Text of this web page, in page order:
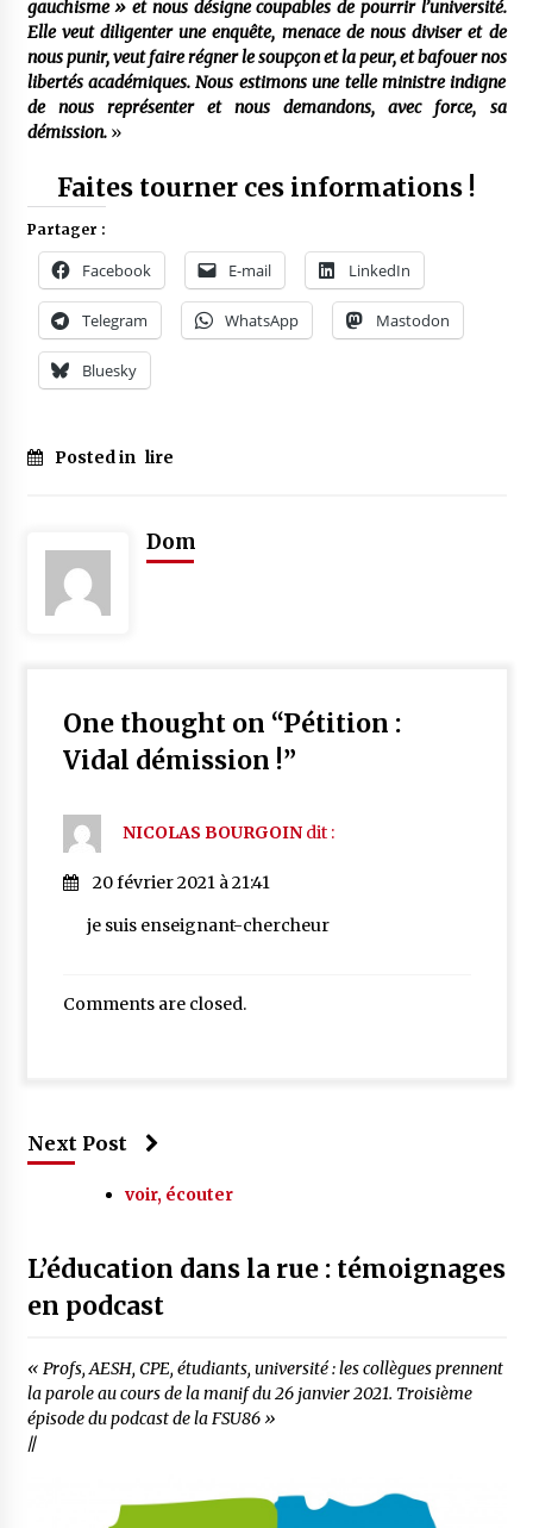
gauchisme » et nous désigne coupables de pourrir l’université.
Elle veut diligenter une enquête, menace de nous diviser et de
nous punir, veut faire régner le soupçon et la peur, et bafouer nos
libertés académiques. Nous estimons une telle ministre indigne
de nous représenter et nous demandons, avec force, sa
démission.»
Faites tourner ces informations !
Partager :
Facebook E-mail LinkedIn
Telegram WhatsApp Mastodon
Bluesky
Posted in lire
Dom
One thought on “Pétition :
Vidal démission !”
NICOLAS BOURGOIN dit :
20 février 2021 à 21:41
je suis enseignant-chercheur
Comments are closed.
Next Post
voir, écouter
L’éducation dans la rue : témoignages
en podcast
« Profs, AESH, CPE, étudiants, université : les collègues prennent
la parole au cours de la manif du 26 janvier 2021. Troisième
épisode du podcast de la FSU86 »
//